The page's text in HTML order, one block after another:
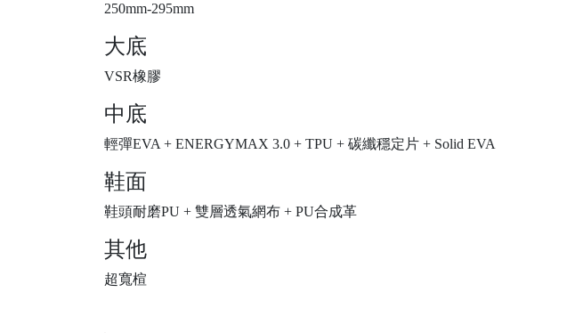
250mm-295mm
大底
VSR橡膠
中底
輕彈EVA + ENERGYMAX 3.0 + TPU + 碳纖穩定片 + Solid EVA
鞋面
鞋頭耐磨PU + 雙層透氣網布 + PU合成革
其他
超寬楦